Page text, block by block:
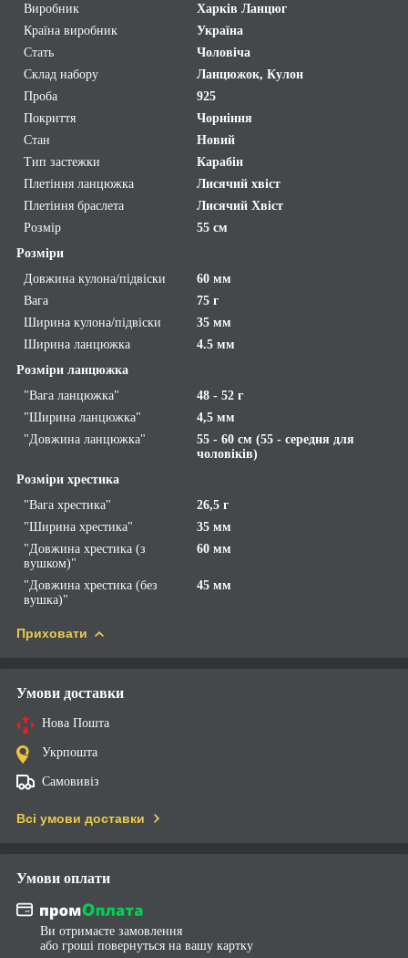
Виробник
Харків Ланцюг
Країна виробник
Україна
Стать
Чоловіча
Склад набору
Ланцюжок, Кулон
Проба
925
Покриття
Чорніння
Стан
Новий
Тип застежки
Карабін
Плетіння ланцюжка
Лисячий хвіст
Плетіння браслета
Лисячий Хвіст
Розмір
55 см
Розміри
Довжина кулона/підвіски
60 мм
Вага
75 г
Ширина кулона/підвіски
35 мм
Ширина ланцюжка
4.5 мм
Розміри ланцюжка
"Вага ланцюжка"
48 - 52 г
"Ширина ланцюжка"
4,5 мм
"Довжина ланцюжка"
55 - 60 см (55 - середня для
чоловіків)
Розміри хрестика
"Вага хрестика"
26,5 г
"Ширина хрестика"
35 мм
"Довжина хрестика (з
вушком)"
60 мм
"Довжина хрестика (без
вушка)"
45 мм
Приховати
Умови доставки
Нова Пошта
Укрпошта
Самовивіз
Всі умови доставки
Умови оплати
Ви отримаєте замовлення
або гроші повернуться на вашу картку